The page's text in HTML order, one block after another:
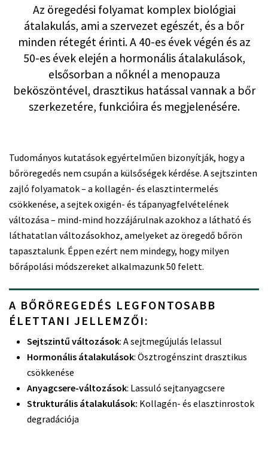
Az öregedési folyamat komplex biológiai
átalakulás, ami a szervezet egészét, és a bőr
minden rétegét érinti. A 40-es évek végén és az
50-es évek elején a hormonális átalakulások,
elsősorban a nőknél a menopauza
beköszöntével, drasztikus hatással vannak a bőr
szerkezetére, funkcióira és megjelenésére.
Tudományos kutatások egyértelműen bizonyítják, hogy a
bőröregedés nem csupán a külsőségek kérdése. A sejtszinten
zajló folyamatok – a kollagén- és elasztintermelés
csökkenése, a sejtek oxigén- és tápanyagfelvételének
változása – mind-mind hozzájárulnak azokhoz a látható és
láthatatlan változásokhoz, amelyeket az öregedő bőrön
tapasztalunk. Éppen ezért nem mindegy, hogy milyen
bőrápolási módszereket alkalmazunk 50 felett.
A BŐRÖREGEDÉS LEGFONTOSABB
ÉLETTANI JELLEMZŐI:
Sejtszintű változások: A sejtmegújulás lelassul
Hormonális átalakulások: Ösztrogénszint drasztikus
csökkenése
Anyagcsere-változások: Lassuló sejtanyagcsere
Strukturális átalakulások: Kollagén- és elasztinrostok
degradációja